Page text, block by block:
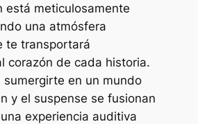
está meticulosamente
una atmósfera
te transportará
corazón de cada historia.
sumergirte en un mundo
y el suspense se fusionan
experiencia auditiva